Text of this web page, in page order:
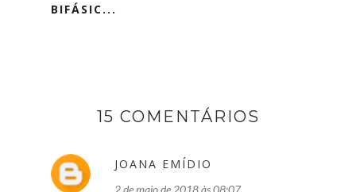
BIFÁSIC...
15 COMENTÁRIOS
JOANA EMÍDIO
2 de maio de 2018 às 08:07